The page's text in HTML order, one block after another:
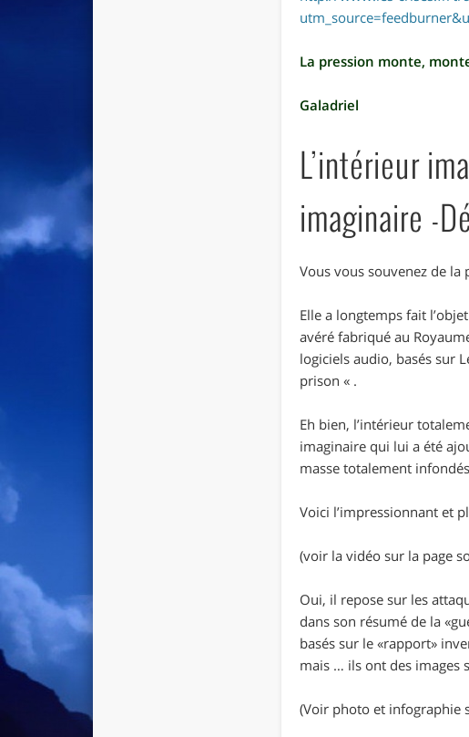
La pression monte,
Galadriel
L’intérieur
imaginaire -
Vous vous souvenez de la
Elle a longtemps fait
avéré fabriqué au
logiciels audio, basés sur
prison « .
Eh bien, l’intérieur
imaginaire qui lui a été
masse totalement
Voici l’impressionnant et
(voir la vidéo sur la page
Oui, il repose sur les
dans son résumé de la
basés sur le «rapport»
mais … ils ont des images
(Voir photo et infographie